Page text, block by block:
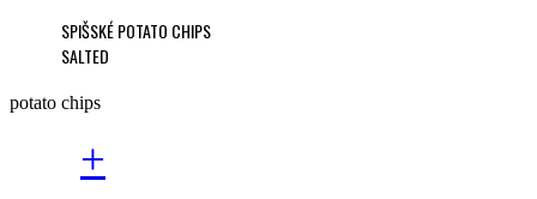
SPIŠSKÉ POTATO CHIPS
SALTED
potato chips
+